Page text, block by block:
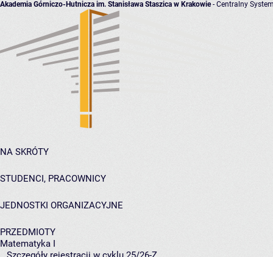
Akademia Górniczo-Hutnicza im. Stanisława Staszica w Krakowie- Centralny
NA SKRÓTY
STUDENCI, PRACOWNICY
JEDNOSTKI ORGANIZACYJNE
PRZEDMIOTY
Matematyka I